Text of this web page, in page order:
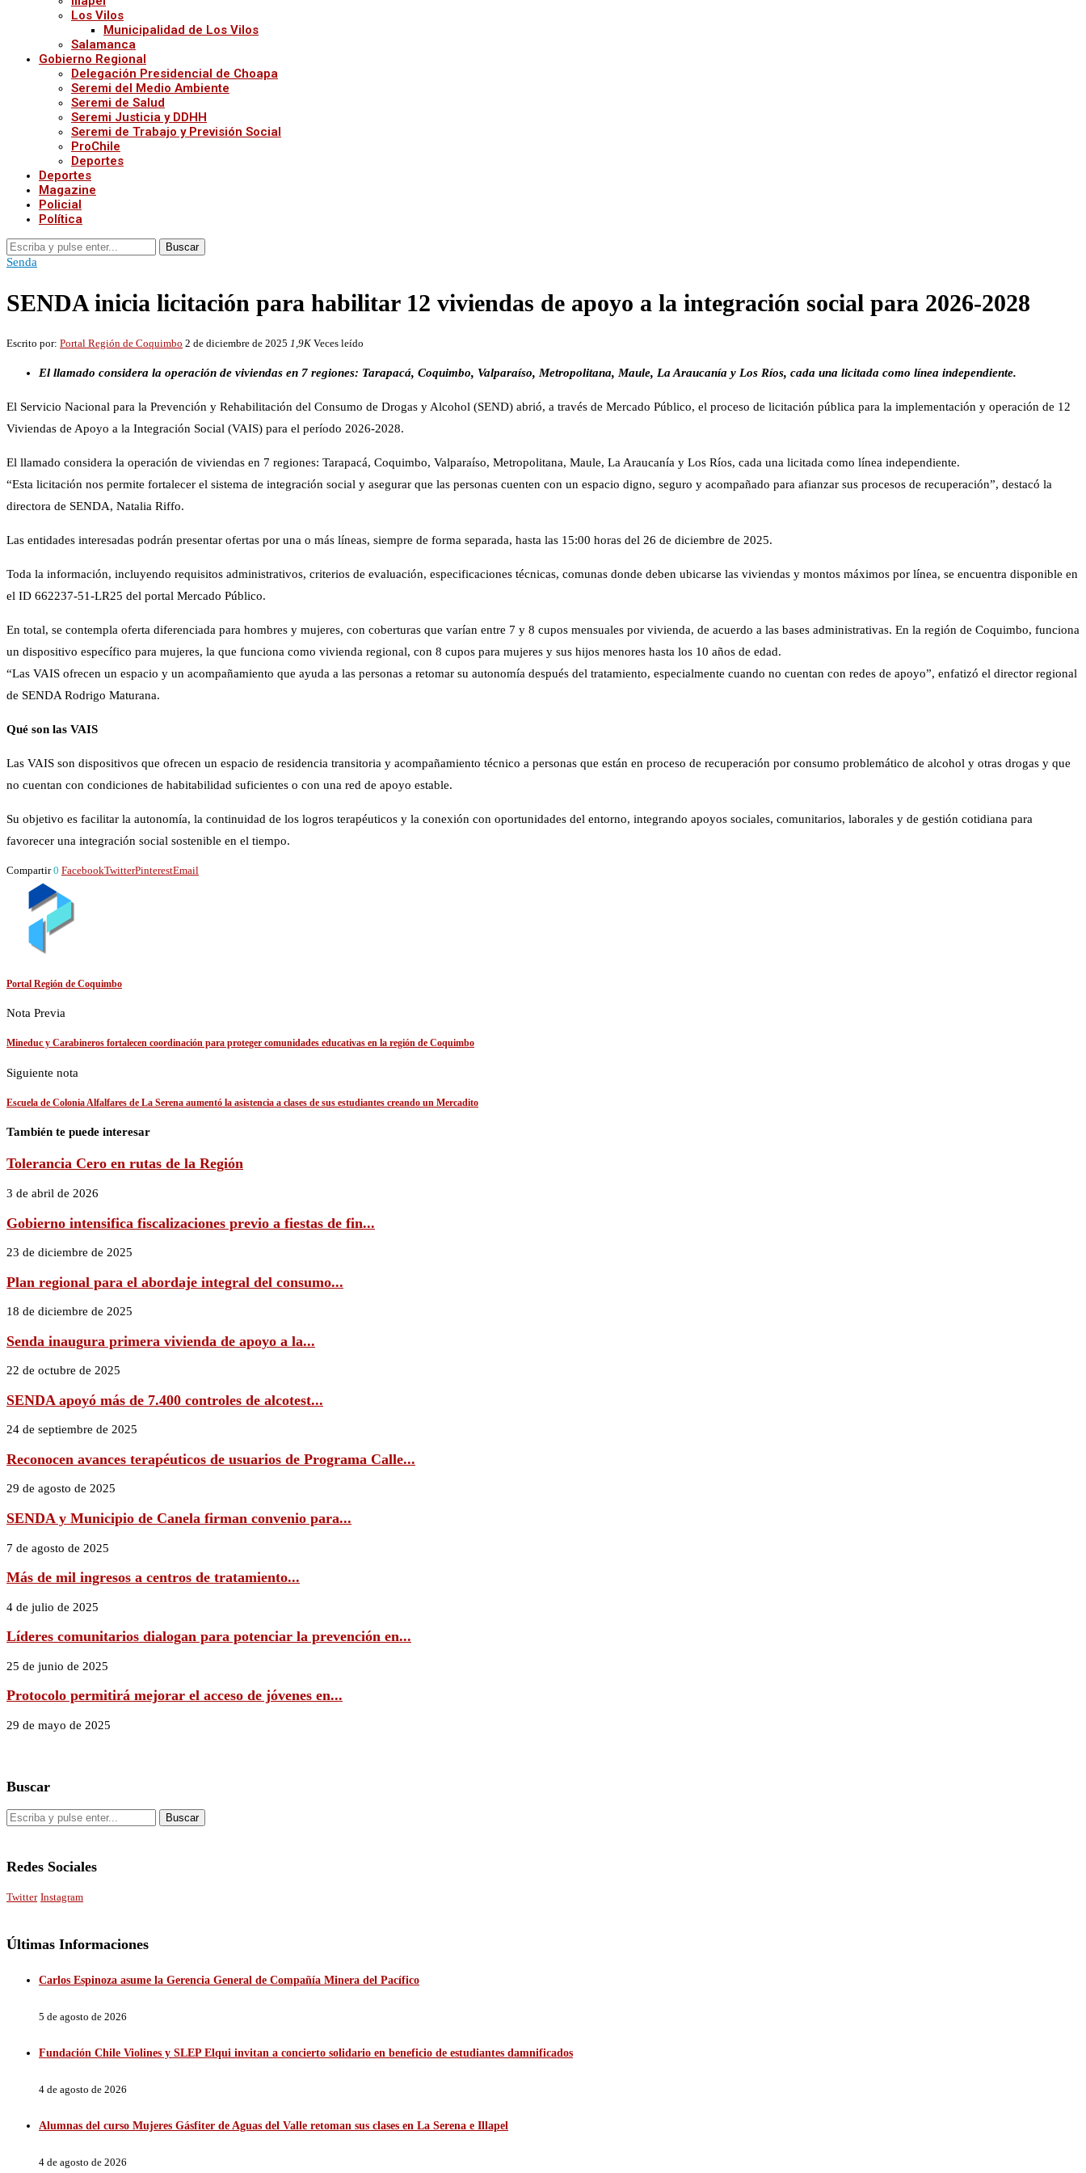
Los Vilos
Municipalidad de Los Vilos
Salamanca
Gobierno Regional
Delegación Presidencial de Choapa
Seremi del Medio Ambiente
Seremi de Salud
Seremi Justicia y DDHH
Seremi de Trabajo y Previsión Social
ProChile
Deportes
Deportes
Magazine
Policial
Política
Buscar
Senda
SENDA inicia licitación para habilitar 12 viviendas de apoyo a la integración social para 2026-2028
Escrito por: Portal Región de Coquimbo 2 de diciembre de 2025 1,9K Veces leído
El llamado considera la operación de viviendas en 7 regiones: Tarapacá, Coquimbo, Valparaíso, Metropolitana, Maule, La Araucanía y Los Ríos, cada una licitada como línea independiente.
El Servicio Nacional para la Prevención y Rehabilitación del Consumo de Drogas y Alcohol (SEND) abrió, a través de Mercado Público, el proceso de licitación pública para la implementación y operación de 12
Viviendas de Apoyo a la Integración Social (VAIS) para el período 2026-2028.
El llamado considera la operación de viviendas en 7 regiones: Tarapacá, Coquimbo, Valparaíso, Metropolitana, Maule, La Araucanía y Los Ríos, cada una licitada como línea independiente.
“Esta licitación nos permite fortalecer el sistema de integración social y asegurar que las personas cuenten con un espacio digno, seguro y acompañado para afianzar sus procesos de recuperación”, destacó la
directora de SENDA, Natalia Riffo.
Las entidades interesadas podrán presentar ofertas por una o más líneas, siempre de forma separada, hasta las 15:00 horas del 26 de diciembre de 2025.
Toda la información, incluyendo requisitos administrativos, criterios de evaluación, especificaciones técnicas, comunas donde deben ubicarse las viviendas y montos máximos por línea, se encuentra disponible en
el ID 662237-51-LR25 del portal Mercado Público.
En total, se contempla oferta diferenciada para hombres y mujeres, con coberturas que varían entre 7 y 8 cupos mensuales por vivienda, de acuerdo a las bases administrativas. En la región de Coquimbo, funciona
un dispositivo específico para mujeres, la que funciona como vivienda regional, con 8 cupos para mujeres y sus hijos menores hasta los 10 años de edad.
“Las VAIS ofrecen un espacio y un acompañamiento que ayuda a las personas a retomar su autonomía después del tratamiento, especialmente cuando no cuentan con redes de apoyo”, enfatizó el director regional
de SENDA Rodrigo Maturana.
Qué son las VAIS
Las VAIS son dispositivos que ofrecen un espacio de residencia transitoria y acompañamiento técnico a personas que están en proceso de recuperación por consumo problemático de alcohol y otras drogas y que
no cuentan con condiciones de habitabilidad suficientes o con una red de apoyo estable.
Su objetivo es facilitar la autonomía, la continuidad de los logros terapéuticos y la conexión con oportunidades del entorno, integrando apoyos sociales, comunitarios, laborales y de gestión cotidiana para
favorecer una integración social sostenible en el tiempo.
Compartir 0 FacebookTwitterPinterestEmail
Portal Región de Coquimbo
Nota Previa
Mineduc y Carabineros fortalecen coordinación para proteger comunidades educativas en la región de Coquimbo
Siguiente nota
Escuela de Colonia Alfalfares de La Serena aumentó la asistencia a clases de sus estudiantes creando un Mercadito
También te puede interesar
Tolerancia Cero en rutas de la Región
3 de abril de 2026
Gobierno intensifica fiscalizaciones previo a fiestas de fin...
23 de diciembre de 2025
Plan regional para el abordaje integral del consumo...
18 de diciembre de 2025
Senda inaugura primera vivienda de apoyo a la...
22 de octubre de 2025
SENDA apoyó más de 7.400 controles de alcotest...
24 de septiembre de 2025
Reconocen avances terapéuticos de usuarios de Programa Calle...
29 de agosto de 2025
SENDA y Municipio de Canela firman convenio para...
7 de agosto de 2025
Más de mil ingresos a centros de tratamiento...
4 de julio de 2025
Líderes comunitarios dialogan para potenciar la prevención en...
25 de junio de 2025
Protocolo permitirá mejorar el acceso de jóvenes en...
29 de mayo de 2025
Buscar
Redes Sociales
Twitter Instagram
Últimas Informaciones
Carlos Espinoza asume la Gerencia General de Compañía Minera del Pacífico
5 de agosto de 2026
Fundación Chile Violines y SLEP Elqui invitan a concierto solidario en beneficio de estudiantes damnificados
4 de agosto de 2026
Alumnas del curso Mujeres Gásfiter de Aguas del Valle retoman sus clases en La Serena e Illapel
4 de agosto de 2026